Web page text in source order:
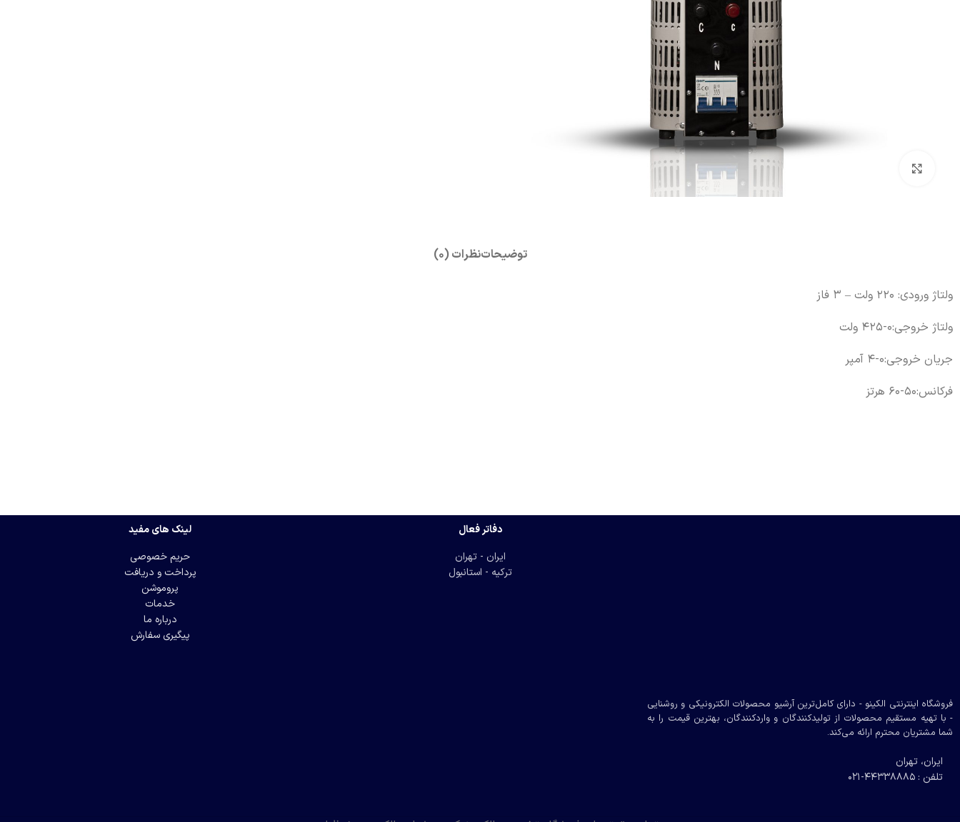
توضیحاتنظرات (0)
ولتاژ ورودی: 220 ولت – 3 فاز
ولتاژ خروجی:0-425 ولت
جریان خروجی:0-4 آمپر
فرکانس:50-60 هرتز
فروشگاه اینترنتی الکینو - دارای کامل‌ترین آرشیو محصولات الکترونیکی و روشنایی
- با تهیه مستقیم محصولات از تولیدکنندگان و واردکنندگان، بهترین قیمت را به
شما مشتریان محترم ارائه می‌کند.
ایران، تهران
تلفن : 44338885-021
دفاتر فعال
ایران - تهران
ترکیه - استانبول
لینک های مفید
حریم خصوصی
پرداخت و دریافت
پروموشن
خدمات
درباره ما
پیگیری سفارش